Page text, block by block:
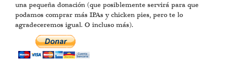
una pequeña donación (que posiblemente servirá para que
podamos comprar más IPAs y chicken pies, pero te lo
agradeceremos igual. O incluso más).